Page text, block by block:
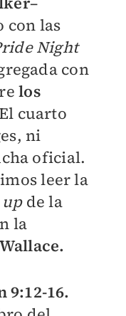
con las
Night
con
los
cuarto
ni
oficial.
leer la
upde la
la
9:12-16.